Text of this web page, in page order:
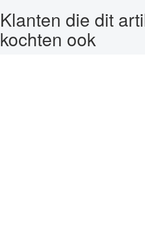
Klanten die dit
kochten ook